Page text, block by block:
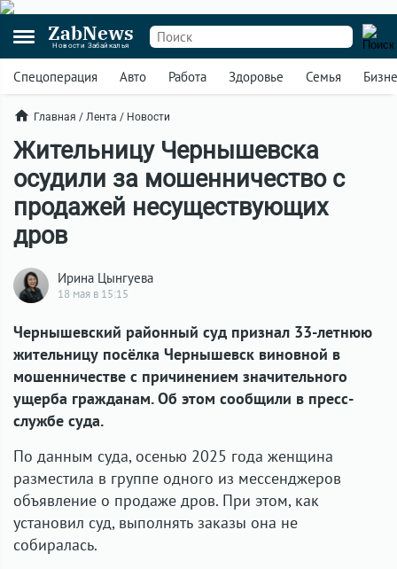
ZabNews
Новости Забайкалья
Спецоперация Авто Работа Здоровье Семья
Главная / Лента / Новости
Жительницу Чернышевска
осудили за мошенничество с
продажей несуществующих
дров
Ирина Цынгуева
18 мая в 15:15
Чернышевский районный суд признал 33-летнюю
жительницу посёлка Чернышевск виновной в
мошенничестве с причинением значительного
ущерба гражданам. Об этом сообщили в пресс-
службе суда.
По данным суда, осенью 2025 года женщина
разместила в группе одного из мессенджеров
объявление о продаже дров. При этом, как
установил суд, выполнять заказы она не
собиралась.